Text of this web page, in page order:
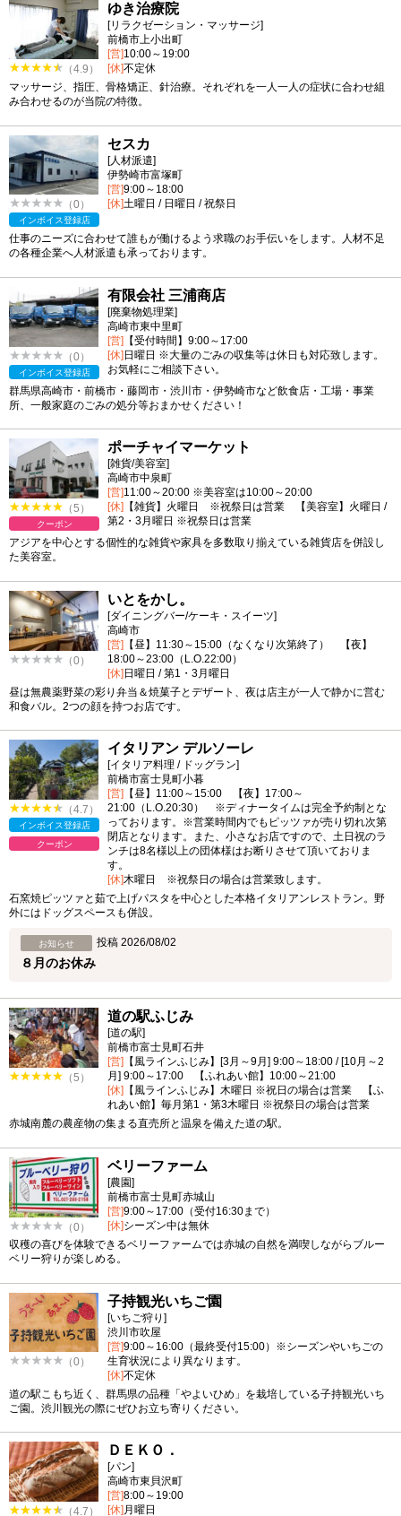
（4.9）
ゆき治療院
[リラクゼーション・マッサージ]
前橋市上小出町
[営]10:00～19:00
[休]不定休
マッサージ、指圧、骨格矯正、針治療。それぞれを一人一人の症状に合わせ組
み合わせるのが当院の特徴。
（0）
インボイス登録店
セスカ
[人材派遣]
伊勢崎市富塚町
[営]9:00～18:00
[休]土曜日 / 日曜日 / 祝祭日
仕事のニーズに合わせて誰もが働けるよう求職のお手伝いをします。人材不足
の各種企業へ人材派遣も承っております。
（0）
インボイス登録店
有限会社 三浦商店
[廃棄物処理業]
高崎市東中里町
[営] 【受付時間】9:00～17:00
[休] 日曜日 ※大量のごみの収集等は休日も対応致します。
お気軽にご相談下さい。
群馬県高崎市・前橋市・藤岡市・渋川市・伊勢崎市など飲食店・工場・事業
所、一般家庭のごみの処分等おまかせください！
（5）
クーポン
ポーチャイマーケット
[雑貨/美容室]
高崎市中泉町
[営]11:00～20:00 ※美容室は10:00～20:00
[休] 【雑貨】火曜日 ※祝祭日は営業 【美容室】火曜日 /
第2・3月曜日 ※祝祭日は営業
アジアを中心とする個性的な雑貨や家具を多数取り揃えている雑貨店を併設し
た美容室。
（0）
いとをかし。
[ダイニングバー/ケーキ・スイーツ]
高崎市
[営] 【昼】11:30～15:00（なくなり次第終了） 【夜】
18:00～23:00（L.O.22:00）
[休]日曜日 / 第1・3月曜日
昼は無農薬野菜の彩り弁当＆焼菓子とデザート、夜は店主が一人で静かに営む
和食バル。2つの顔を持つお店です。
（4.7）
インボイス登録店
クーポン
イタリアン デルソーレ
[イタリア料理 / ドッグラン]
前橋市富士見町小暮
[営] 【昼】11:00～15:00 【夜】17:00～
21:00（L.O.20:30） ※ディナータイムは完全予約制とな
っております。※営業時間内でもピッツァが売り切れ次第
閉店となります。また、小さなお店ですので、土日祝のラ
ンチは8名様以上の団体様はお断りさせて頂いておりま
す。
[休]木曜日 ※祝祭日の場合は営業致します。
石窯焼ピッツァと茹で上げパスタを中心とした本格イタリアンレストラン。野
外にはドッグスペースも併設。
お知らせ 投稿 2026/08/02
８月のお休み
（5）
道の駅ふじみ
[道の駅]
前橋市富士見町石井
[営] 【風ラインふじみ】[3月～9月] 9:00～18:00 / [10月～2
月] 9:00～17:00 【ふれあい館】10:00～21:00
[休] 【風ラインふじみ】木曜日 ※祝日の場合は営業 【ふ
れあい館】毎月第1・第3木曜日 ※祝祭日の場合は営業
赤城南麓の農産物の集まる直売所と温泉を備えた道の駅。
（0）
ベリーファーム
[農園]
前橋市富士見町赤城山
[営]9:00～17:00（受付16:30まで）
[休]シーズン中は無休
収穫の喜びを体験できるベリーファームでは赤城の自然を満喫しながらブルー
ベリー狩りが楽しめる。
（0）
子持観光いちご園
[いちご狩り]
渋川市吹屋
[営]9:00～16:00（最終受付15:00）※シーズンやいちごの
生育状況により異なります。
[休]不定休
道の駅こもち近く、群馬県の品種「やよいひめ」を栽培している子持観光いち
ご園。渋川観光の際にぜひお立ち寄りください。
（4.7）
ＤＥＫＯ．
[パン]
高崎市東貝沢町
[営]8:00～19:00
[休] 月曜日